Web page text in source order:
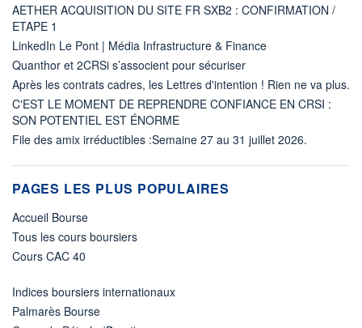
AETHER ACQUISITION DU SITE FR SXB2 : CONFIRMATION /
ETAPE 1
LinkedIn Le Pont | Média Infrastructure & Finance
Quanthor et 2CRSi s’associent pour sécuriser
Après les contrats cadres, les Lettres d'intention ! Rien ne va plus.
C'EST LE MOMENT DE REPRENDRE CONFIANCE EN CRSI :
SON POTENTIEL EST ÉNORME
File des amix irréductibles :Semaine 27 au 31 juillet 2026.
PAGES LES PLUS POPULAIRES
Accueil Bourse
Tous les cours boursiers
Cours CAC 40
Indices boursiers internationaux
Palmarès Bourse